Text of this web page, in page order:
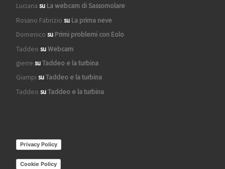
Luciana su La webcam di Sassomolare
Rosano Fabrizio su La prima neve
Domenico su Primi problemi con Eolo
Taddeo suWebcam
gierre suTaddeo e la turbina
Giampi suTaddeo e la turbina
Taddeo suTaddeo e la turbina
Privacy Policy
Cookie Policy